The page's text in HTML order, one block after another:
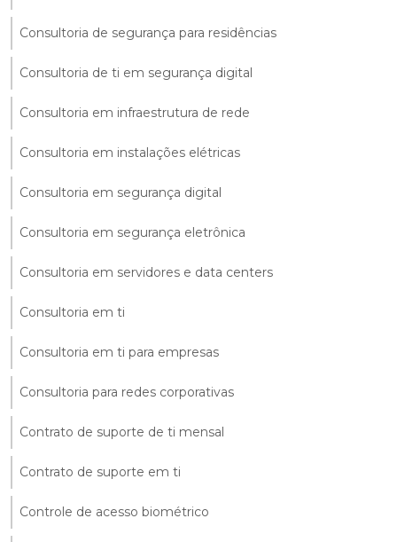
Consultoria de segurança para residências
Consultoria de ti em segurança digital
Consultoria em infraestrutura de rede
Consultoria em instalações elétricas
Consultoria em segurança digital
Consultoria em segurança eletrônica
Consultoria em servidores e data centers
Consultoria em ti
Consultoria em ti para empresas
Consultoria para redes corporativas
Contrato de suporte de ti mensal
Contrato de suporte em ti
Controle de acesso biométrico